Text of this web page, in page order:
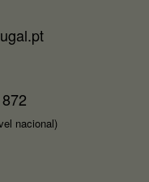
nacional)